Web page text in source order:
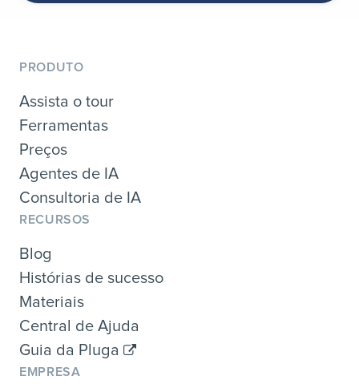
PRODUTO
Assista o tour
Ferramentas
Preços
Agentes de IA
Consultoria de IA
RECURSOS
Blog
Histórias de sucesso
Materiais
Central de Ajuda
Guia da Pluga
EMPRESA